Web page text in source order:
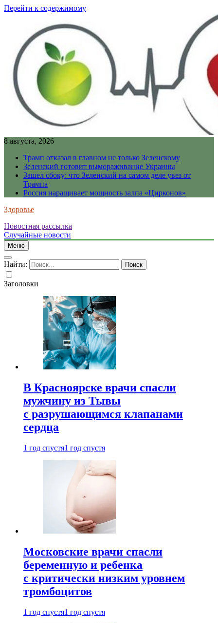
Перейти к содержимому
8 августа, 2026
Трамп отказал в главном не только Зеленскому
Зеленский готовит вымораживание Украины
Зашел сбоку: что Зеленский на самом деле увез от
Трампа
Россия наращивает мощность залпа «Цирконов»
Здоровье
Новостная рассылка
Случайные новости
Меню
Найти:
Заголовки
В Красноярске врачи спасли
мужчину из Тывы
с разрушающимся клапанами
сердца
1 год спустя1 год спустя
Московские врачи спасли
беременную и ребенка
с критически низким уровнем
тромбоцитов
1 год спустя1 год спустя